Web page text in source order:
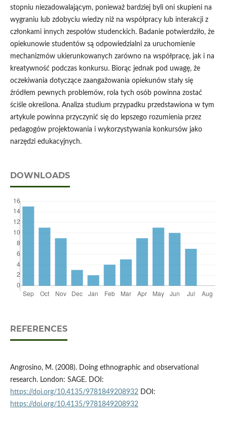
stopniu niezadowalającym, ponieważ bardziej byli oni skupieni na
wygraniu lub zdobyciu wiedzy niż na współpracy lub interakcji z
członkami innych zespołów studenckich. Badanie potwierdziło, że
opiekunowie studentów są odpowiedzialni za uruchomienie
mechanizmów ukierunkowanych zarówno na współpracę, jak i na
kreatywność podczas konkursu. Biorąc jednak pod uwagę, że
oczekiwania dotyczące zaangażowania opiekunów stały się
źródłem pewnych problemów, rola tych osób powinna zostać
ściśle określona. Analiza studium przypadku przedstawiona w tym
artykule powinna przyczynić się do lepszego rozumienia przez
pedagogów projektowania i wykorzystywania konkursów jako
narzędzi edukacyjnych.
DOWNLOADS
REFERENCES
Angrosino, M. (2008). Doing ethnographic and observational
research. London: SAGE. DOI:
https://doi.org/10.4135/9781849208932 DOI:
https://doi.org/10.4135/9781849208932